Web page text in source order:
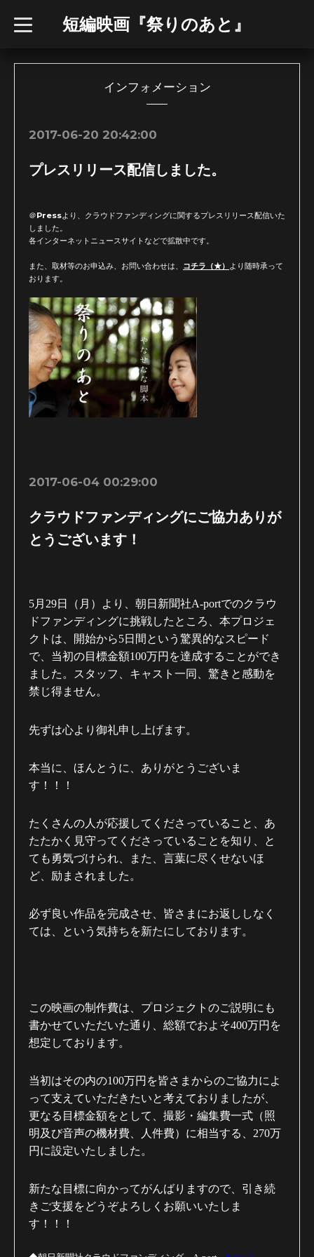
短編映画『祭りのあと』
t
o
l
インフォメーション
2017-06-20 20:42:00
プレスリリース配信しました。
＠Pressより、クラウドファンディングに関するプレスリリース配信いた
しました。
各インターネットニュースサイトなどで拡散中です。
また、取材等のお申込み、お問い合わせは、 コチラ（★） より随時承って
おります。
2017-06-04 00:29:00
クラウドファンディングにご協力ありが
とうございます！
5月29日（月）より、朝日新聞社A-portでのクラウ
ドファンディングに挑戦したところ、本プロジェ
クトは、開始から5日間という驚異的なスピード
で、当初の目標金額100万円を達成することができ
ました。スタッフ、キャスト一同、驚きと感動を
禁じ得ません。
先ずは心より御礼申し上げます。
本当に、ほんとうに、ありがとうございま
す！！！
たくさんの人が応援してくださっていること、あ
たたかく見守ってくださっていることを知り、と
ても勇気づけられ、また、言葉に尽くせないほ
ど、励まされました。
必ず良い作品を完成させ、皆さまにお返ししなく
ては、という気持ちを新たにしております。
この映画の制作費は、プロジェクトのご説明にも
書かせていただいた通り、総額でおよそ400万円を
想定しております。
当初はその内の100万円を皆さまからのご協力によ
って支えていただきたいと考えておりましたが、
更なる目標金額をとして、撮影・編集費一式（照
明及び音声の機材費、人件費）に相当する、 270万
円に設定いたしました。
新たな目標に向かってがんばりますので、引き続
きご支援をどうぞよろしくお願いいたしま
す！！！